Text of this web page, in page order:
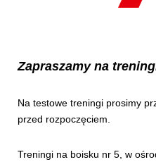
Zapraszamy na
Na testowe treningi prosimy
przed rozpoczęciem.
Treningi na boisku nr 5, w